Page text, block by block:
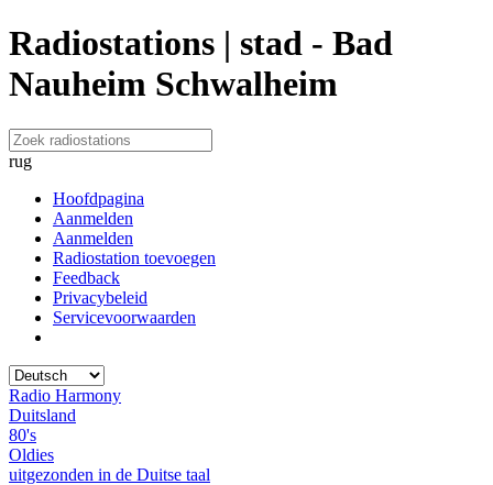
Radiostations | stad - Bad
Nauheim Schwalheim
rug
Hoofdpagina
Aanmelden
Aanmelden
Radiostation toevoegen
Feedback
Privacybeleid
Servicevoorwaarden
Radio Harmony
Duitsland
80's
Oldies
uitgezonden in de Duitse taal